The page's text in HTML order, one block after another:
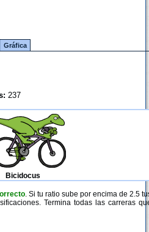
Gráfica
237
Bicidocus
. Si tu ratio sube por encima de 2.5
Termina todas las carreras